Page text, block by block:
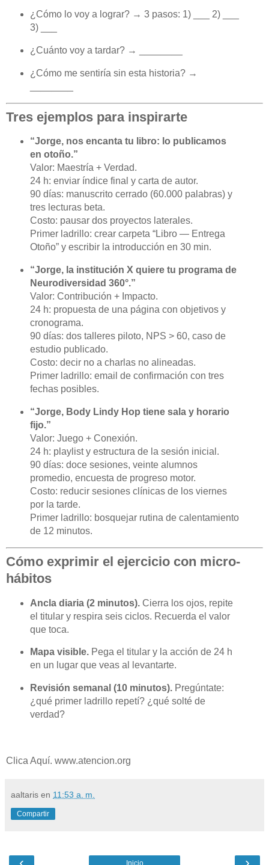
¿Cómo lo voy a lograr? → 3 pasos: 1) ___ 2) ___
3) ___
¿Cuánto voy a tardar? → ________
¿Cómo me sentiría sin esta historia? →
Tres ejemplos para inspirarte
“Jorge, nos encanta tu libro: lo publicamos
en otoño.”
Valor: Maestría + Verdad.
24 h: enviar índice final y carta de autor.
90 días: manuscrito cerrado (60.000 palabras) y
tres lecturas beta.
Costo: pausar dos proyectos laterales.
Primer ladrillo: crear carpeta “Libro — Entrega
Otoño” y escribir la introducción en 30 min.
“Jorge, la institución X quiere tu programa de
Neurodiversidad 360°.”
Valor: Contribución + Impacto.
24 h: propuesta de una página con objetivos y
cronograma.
90 días: dos talleres piloto, NPS > 60, caso de
estudio publicado.
Costo: decir no a charlas no alineadas.
Primer ladrillo: email de confirmación con tres
fechas posibles.
“Jorge, Body Lindy Hop tiene sala y horario
fijo.”
Valor: Juego + Conexión.
24 h: playlist y estructura de la sesión inicial.
90 días: doce sesiones, veinte alumnos
promedio, encuesta de progreso motor.
Costo: reducir sesiones clínicas de los viernes
por la tarde.
Primer ladrillo: bosquejar rutina de calentamiento
de 12 minutos.
Cómo exprimir el ejercicio con micro-
hábitos
Ancla diaria (2 minutos).Cierra los ojos, repite
el titular y respira seis ciclos. Recuerda el valor
que toca.
Mapa visible.Pega el titular y la acción de 24 h
en un lugar que veas al levantarte.
Revisión semanal (10 minutos).Pregúntate:
¿qué primer ladrillo repetí? ¿qué solté de
verdad?
Clica Aquí. www.atencion.org
aaltaris en 11:53 a. m.
Compartir
Inicio